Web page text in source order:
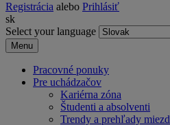
Registrácia alebo Prihlásiť
sk
Select your language
Menu
Pracovné ponuky
Pre uchádzačov
Kariérna zóna
Študenti a absolventi
Trendy a prehľady miezd